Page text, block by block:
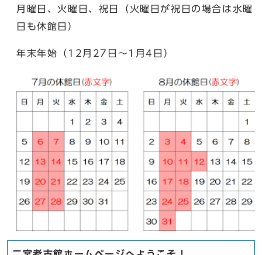
月曜日、火曜日、祝日（火曜日が祝日の場合は水曜
日も休館日）
年末年始（12月27日～1月4日）